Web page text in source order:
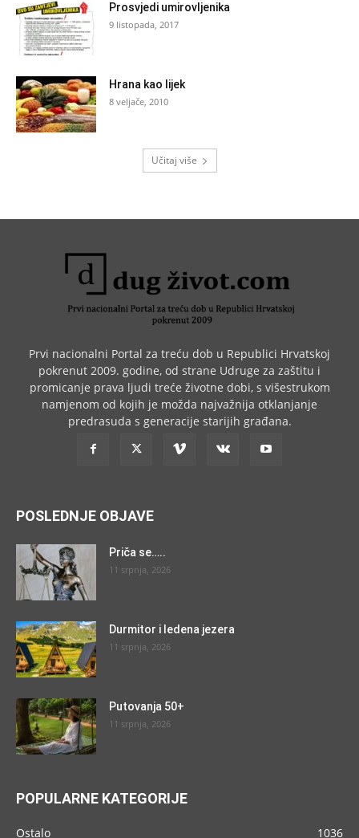
Prosvjedi umirovljenika
9 listopada, 2017
Hrana kao lijek
8 veljače, 2010
Učitaj više
Prvi nacionalni Portal za treću dob u Republici Hrvatskoj
pokrenut 2009. godine, od strane Udruge za zaštitu i
promicanje prava ljudi treće životne dobi, s višestrukom
namjenom od kojih je možda najvažnija otklanjanje
predrasuda s generacije starijih građana.
POSLEDNJE OBJAVE
Priča se…..
11 srpnja, 2026
Durmitor i ledena jezera
11 srpnja, 2026
Putovanja 50+
11 srpnja, 2026
POPULARNE KATEGORIJE
Ostalo 1036